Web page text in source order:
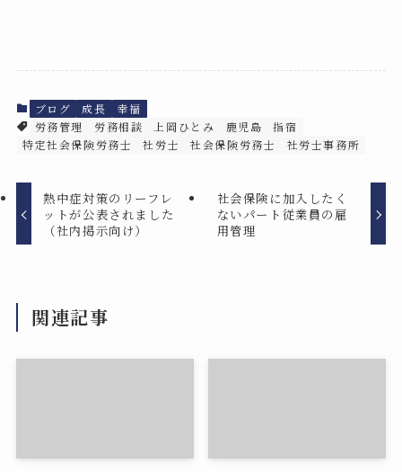
ブログ 成長
幸福
労務管理
労務相談 上岡ひとみ 鹿児島
指宿
特定社会保険労務士
社労士 社会保険労務士 社労士事務所
熱中症対策のリーフレ
ットが公表されました
（社内掲示向け）
社会保険に加入したく
ないパート従業員の雇
用管理
関連記事